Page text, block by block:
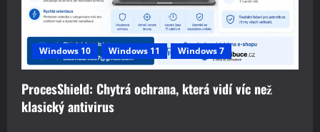
o
n
Windows 10 Windows 11 Windows 7
ProcesShield: Chytrá ochrana, která vidí víc než
klasický antivirus